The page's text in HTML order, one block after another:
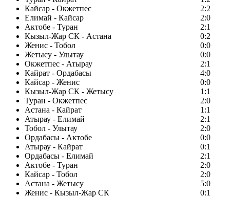
Кайсар - Окжетпес
2:2
Елимай - Кайсар
2:0
Актобе - Туран
2:1
Кызыл-Жар СК - Астана
0:2
Женис - Тобол
0:0
Жетысу - Улытау
0:0
Окжетпес - Атырау
2:1
Кайрат - Ордабасы
4:0
Кайсар - Женис
0:0
Кызыл-Жар СК - Жетысу
1:1
Туран - Окжетпес
2:0
Астана - Кайрат
1:1
Атырау - Елимай
2:1
Тобол - Улытау
2:0
Ордабасы - Актобе
0:0
Атырау - Кайрат
0:1
Ордабасы - Елимай
2:1
Актобе - Туран
2:0
Кайсар - Тобол
2:0
Астана - Жетысу
5:0
Женис - Кызыл-Жар СК
0:1